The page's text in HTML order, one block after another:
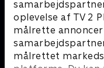
oplevelse af TV 2
målrette annoncer
målrettet